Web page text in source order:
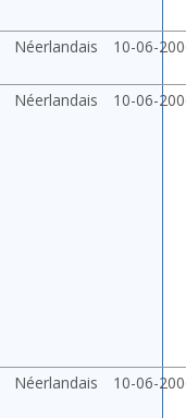
Néerlandais 10-06-
Néerlandais 10-06-
Néerlandais 10-06-